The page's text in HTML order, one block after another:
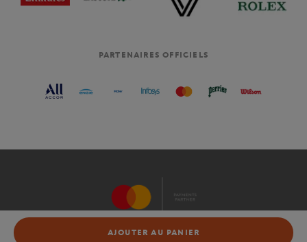
AJOUTER AU PANIER
AJOUTER AU PANIER
PARTENAIRES OFFICIELS
SITE OFFICIEL DU TOURNOI